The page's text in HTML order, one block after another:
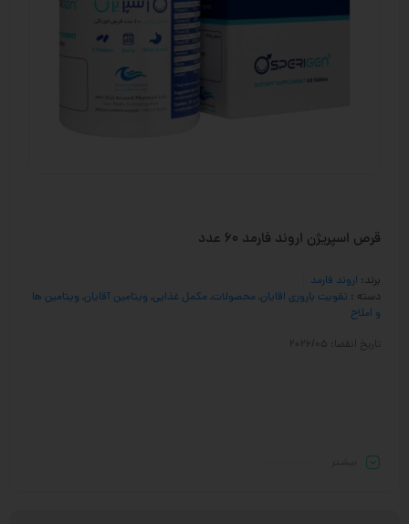
قرص اسپریژن اروند فارمد 60 عدد
برند: اروند فارمد
دسته : تقویت باروری اقایان محصولات مکمل غذایی ویتامین آقایان ویتامین ها
و املاح
تاریخ انقضا: 2026/05